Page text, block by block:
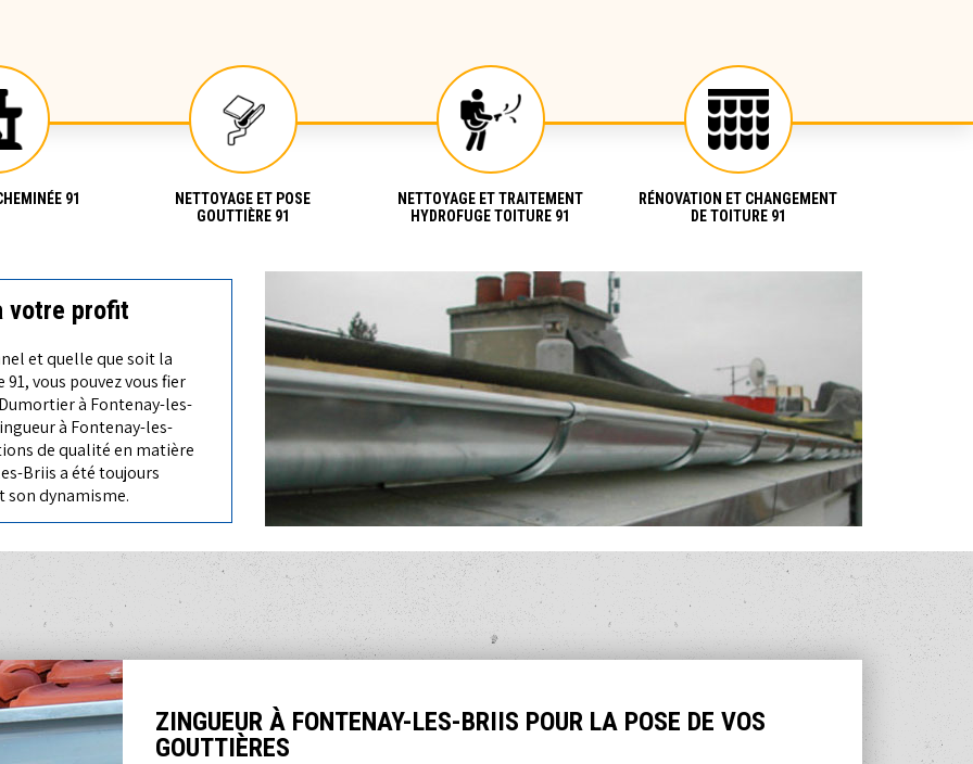
91
NETTOYAGE ET POSE
GOUTTIÈRE 91
NETTOYAGE ET TRAITEMENT
HYDROFUGE TOITURE 91
RÉNOVATION ET CHANGEMENT
DE TOITURE 91
votre profit
et quelle que soit la
vous pouvez vous fier
à Fontenay-les-
à Fontenay-les-
de qualité en matière
Briis a été toujours
son dynamisme.
ZINGUEUR À FONTENAY-LES-BRIIS POUR LA POSE DE VOS
GOUTTIÈRES